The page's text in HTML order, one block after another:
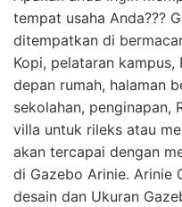
tempat usaha Anda???
ditempatkan di
Kopi, pelataran kampus,
depan rumah, halaman
sekolahan, penginapan,
villa untuk rileks atau
akan tercapai dengan
di Gazebo Arinie. Arinie
desain dan Ukuran